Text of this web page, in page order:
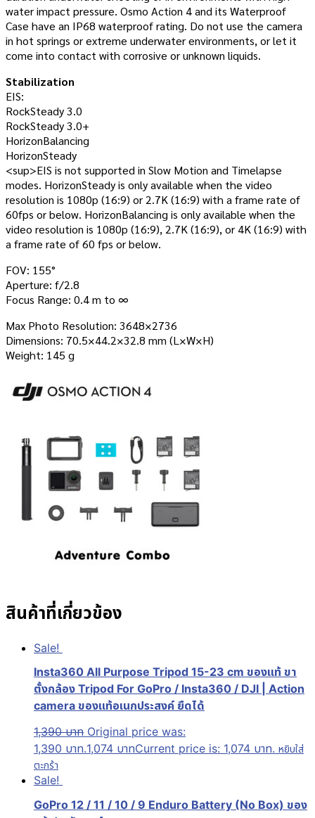
water impact pressure. Osmo Action 4 and its Waterproof
Case have an IP68 waterproof rating. Do not use the camera
in hot springs or extreme underwater environments, or let it
come into contact with corrosive or unknown liquids.
Stabilization
EIS:
RockSteady 3.0
RockSteady 3.0+
HorizonBalancing
HorizonSteady
<sup>EIS is not supported in Slow Motion and Timelapse
modes. HorizonSteady is only available when the video
resolution is 1080p (16:9) or 2.7K (16:9) with a frame rate of
60fps or below. HorizonBalancing is only available when the
video resolution is 1080p (16:9), 2.7K (16:9), or 4K (16:9) with
a frame rate of 60 fps or below.
FOV: 155°
Aperture: f/2.8
Focus Range: 0.4 m to ∞
Max Photo Resolution: 3648×2736
Dimensions: 70.5×44.2×32.8 mm (L×W×H)
Weight: 145 g
สินค้าที่เกี่ยวข้อง
Sale!
Insta360 All Purpose Tripod 15-23 cm ของแท้ ขา
ตั้งกล้อง Tripod For GoPro / Insta360 / DJI | Action
camera ของแท้อเนกประสงค์ ยืดได้
1,390บาท Original price was:
1,390 บาท.1,074 บาทCurrent price is: 1,074 บาท. หยิบใส่
ตะกร้า
Sale!
GoPro 12 / 11 / 10 / 9 Enduro Battery (No Box) ของ